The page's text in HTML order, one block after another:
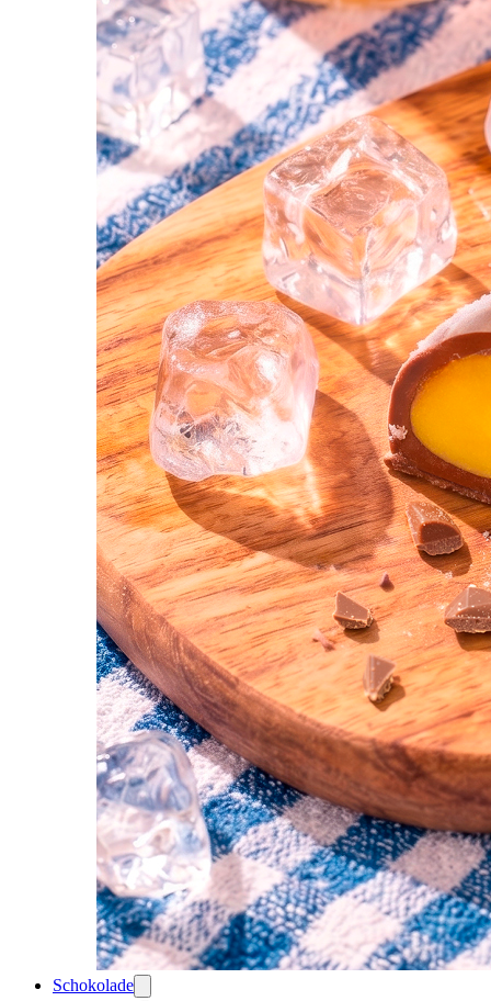
Schokolade